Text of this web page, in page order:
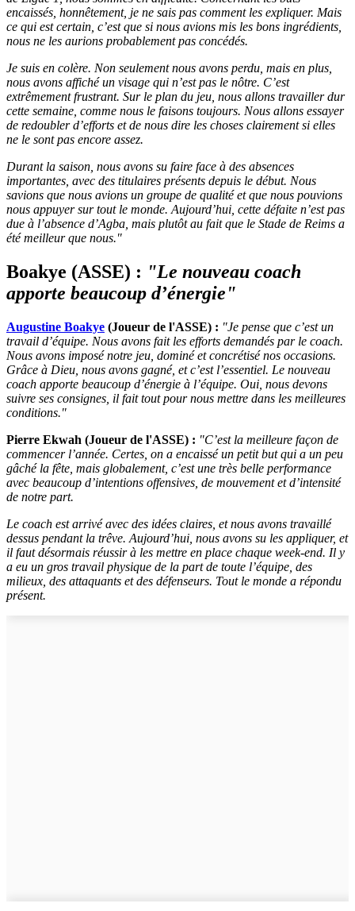
encaissés, honnêtement, je ne sais pas comment les expliquer. Mais
ce qui est certain, c’est que si nous avions mis les bons ingrédients,
nous ne les aurions probablement pas concédés.
Je suis en colère. Non seulement nous avons perdu, mais en plus,
nous avons affiché un visage qui n’est pas le nôtre. C’est
extrêmement frustrant. Sur le plan du jeu, nous allons travailler dur
cette semaine, comme nous le faisons toujours. Nous allons essayer
de redoubler d’efforts et de nous dire les choses clairement si elles
ne le sont pas encore assez.
Durant la saison, nous avons su faire face à des absences
importantes, avec des titulaires présents depuis le début. Nous
savions que nous avions un groupe de qualité et que nous pouvions
nous appuyer sur tout le monde. Aujourd’hui, cette défaite n’est pas
due à l’absence d’Agba, mais plutôt au fait que le Stade de Reims a
été meilleur que nous."
Boakye (ASSE) : "Le nouveau coach
apporte beaucoup d’énergie"
Augustine Boakye (Joueur de l'ASSE) : "Je pense que c’est un
travail d’équipe. Nous avons fait les efforts demandés par le coach.
Nous avons imposé notre jeu, dominé et concrétisé nos occasions.
Grâce à Dieu, nous avons gagné, et c’est l’essentiel. Le nouveau
coach apporte beaucoup d’énergie à l’équipe. Oui, nous devons
suivre ses consignes, il fait tout pour nous mettre dans les meilleures
conditions."
Pierre Ekwah (Joueur de l'ASSE) : "C’est la meilleure façon de
commencer l’année. Certes, on a encaissé un petit but qui a un peu
gâché la fête, mais globalement, c’est une très belle performance
avec beaucoup d’intentions offensives, de mouvement et d’intensité
de notre part.
Le coach est arrivé avec des idées claires, et nous avons travaillé
dessus pendant la trêve. Aujourd’hui, nous avons su les appliquer, et
il faut désormais réussir à les mettre en place chaque week-end. Il y
a eu un gros travail physique de la part de toute l’équipe, des
milieux, des attaquants et des défenseurs. Tout le monde a répondu
présent.